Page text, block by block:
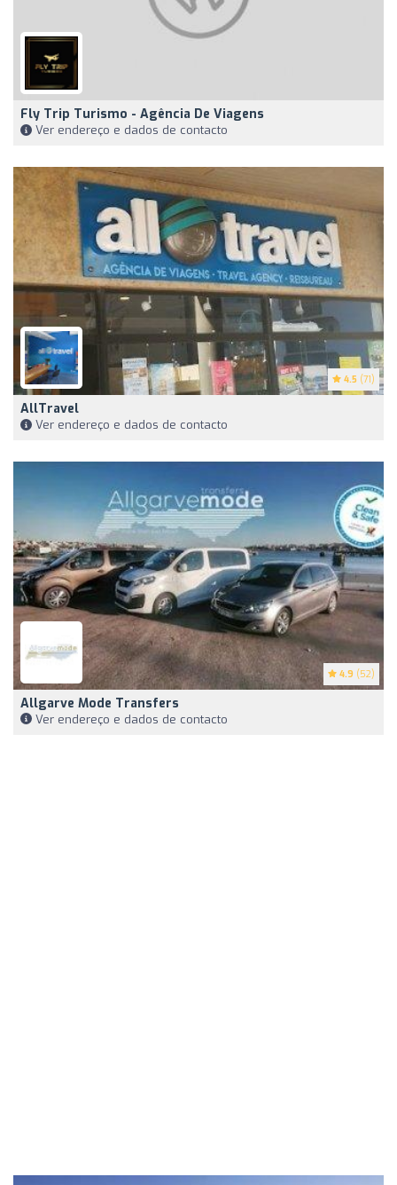
Fly Trip Turismo - Agência De Viagens
Ver endereço e dados de contacto
4.5 (71)
AllTravel
Ver endereço e dados de contacto
4.9 (52)
Allgarve Mode Transfers
Ver endereço e dados de contacto